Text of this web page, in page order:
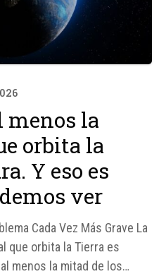
menos la
orbita la
Y eso es
ver
Cada Vez Más Grave La
que orbita la Tierra es
menos la mitad de los